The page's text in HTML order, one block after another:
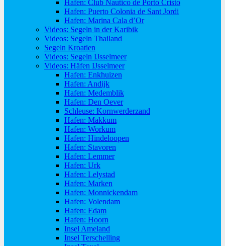
Hafen: Club Nautico de Porto Cristo
Hafen: Puerto Colonia de Sant Jordi
Hafen: Marina Cala d’Or
Videos: Segeln in der Karibik
Videos: Segeln Thailand
Segeln Kroatien
Videos: Segeln IJsselmeer
Videos: Häfen IJsselmeer
Hafen: Enkhuizen
Hafen: Andijk
Hafen: Medemblik
Hafen: Den Oever
Schleuse: Kornwerderzand
Hafen: Makkum
Hafen: Workum
Hafen: Hindeloopen
Hafen: Stavoren
Hafen: Lemmer
Hafen: Urk
Hafen: Lelystad
Hafen: Marken
Hafen: Monnickendam
Hafen: Volendam
Hafen: Edam
Hafen: Hoorn
Insel Ameland
Insel Terschelling